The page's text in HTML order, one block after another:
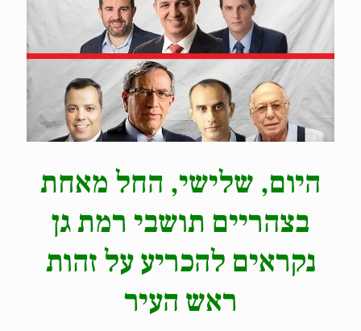
היום, שלישי, החל מאחת
בצהריים תושבי רמת גן
נקראים להכריע על זהות
ראש העיר